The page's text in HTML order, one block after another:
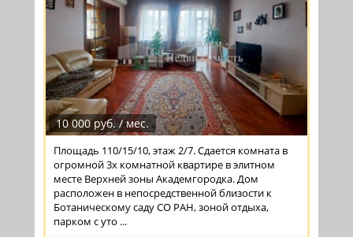
10 000 руб. / мес.
Площадь 110/15/10, этаж 2/7. Сдается комната в
огромной 3х комнатной квартире в элитном
месте Верхней зоны Академгородка. Дом
расположен в непосредственной близости к
Ботаническому саду СО РАН, зоной отдыха,
парком с уто ...